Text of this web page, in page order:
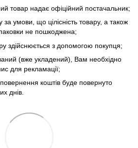
товар надає офіційний постачальник;
умови, що цілісність товару, а також
не пошкоджена;
здійснюється з допомогою покупця;
(вже укладений), Вам необхідно
для рекламації;
коштів буде повернуто
днів.